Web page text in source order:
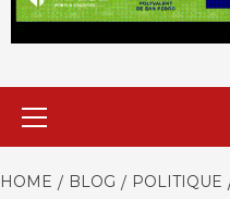
HOME BLOG POLITIQUE